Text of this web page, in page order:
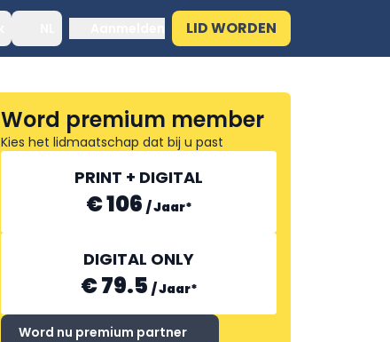
LID WORDEN
Word premium member
Kies het lidmaatschap dat bij u past
PRINT + DIGITAL
€ 106 /Jaar*
DIGITAL ONLY
€ 79.5 /Jaar*
Word nu premium partner